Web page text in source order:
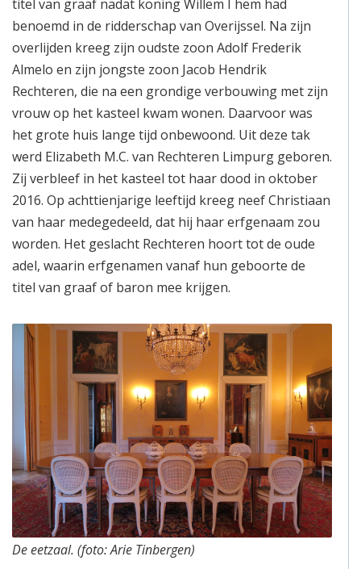
titel van graaf nadat koning Willem I hem had
benoemd in de ridderschap van Overijssel. Na zijn
overlijden kreeg zijn oudste zoon Adolf Frederik
Almelo en zijn jongste zoon Jacob Hendrik
Rechteren, die na een grondige verbouwing met zijn
vrouw op het kasteel kwam wonen. Daarvoor was
het grote huis lange tijd onbewoond. Uit deze tak
werd Elizabeth M.C. van Rechteren Limpurg geboren.
Zij verbleef in het kasteel tot haar dood in oktober
2016. Op achttienjarige leeftijd kreeg neef Christiaan
van haar medegedeeld, dat hij haar erfgenaam zou
worden. Het geslacht Rechteren hoort tot de oude
adel, waarin erfgenamen vanaf hun geboorte de
titel van graaf of baron mee krijgen.
De eetzaal. (foto: Arie Tinbergen)